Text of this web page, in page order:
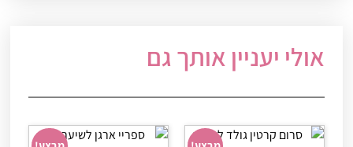
אולי יעניין אותך גם